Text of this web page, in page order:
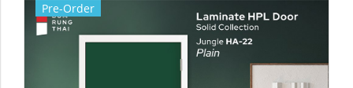
Pre-Order